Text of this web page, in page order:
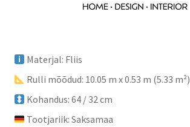
Materjal: Fliis
Rulli mõõdud: 10.05 m x 0.53 m (5.33 m²)
Kohandus: 64 / 32 cm
Tootjariik: Saksamaa